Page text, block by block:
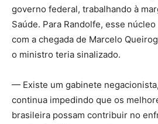
governo federal, trabalhando à
Saúde. Para Randolfe, esse
com a chegada de Marcelo
o ministro teria sinalizado.
— Existe um gabinete
continua impedindo que os
brasileira possam contribuir no